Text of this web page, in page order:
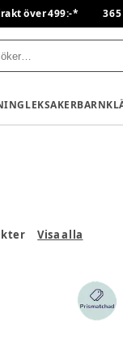
över 499:-*
LEKSAKER
Visa alla